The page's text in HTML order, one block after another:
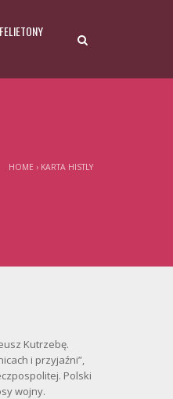
FELIETONY
HOME › KARTA HISTLY
Kutrzebę.
i przyjaźni”,
Polski
wojny.